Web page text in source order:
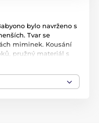
bylo navrženo s
Tvar se
miminek. Kousání
pružný materiál s
vývoj dítěte